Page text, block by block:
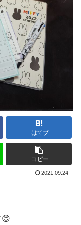
はてブ
コピー
2021.09.24
😊